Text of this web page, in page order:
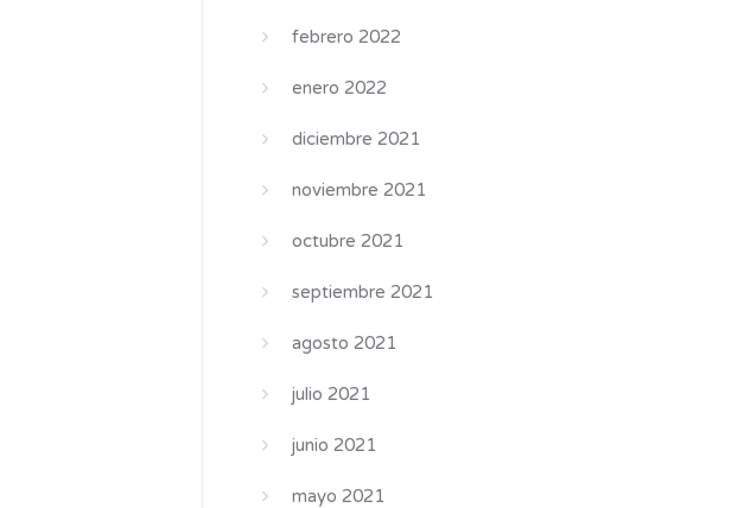
febrero 2022
enero 2022
diciembre 2021
noviembre 2021
octubre 2021
septiembre 2021
agosto 2021
julio 2021
junio 2021
mayo 2021